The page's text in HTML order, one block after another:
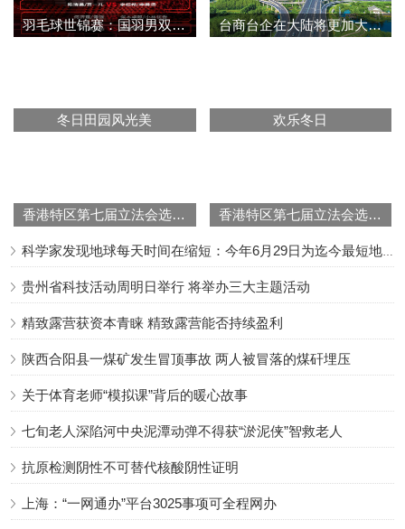
羽毛球世锦赛：国羽男双女双均闯进决赛 女单收获两枚铜牌 台商台企在大陆将更加大有可为
冬日田园风光美 欢乐冬日
香港特区第七届立法会选举选委会界别40个议席全部产生 香港特区第七届立法会选举分区直选20个议席全部产生
科学家发现地球每天时间在缩短：今年6月29日为迄今最短地球日
贵州省科技活动周明日举行 将举办三大主题活动
精致露营获资本青睐 精致露营能否持续盈利
陕西合阳县一煤矿发生冒顶事故 两人被冒落的煤矸埋压
关于体育老师“模拟课”背后的暖心故事
七旬老人深陷河中央泥潭动弹不得获“淤泥侠”智救老人
抗原检测阴性不可替代核酸阴性证明
上海：“一网通办”平台3025事项可全程网办